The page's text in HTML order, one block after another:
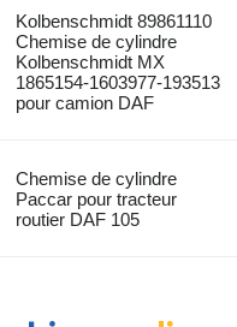
Kolbenschmidt 89861110
Chemise de cylindre
Kolbenschmidt MX
1865154-1603977-193513
pour camion DAF
Chemise de cylindre
Paccar pour tracteur
routier DAF 105